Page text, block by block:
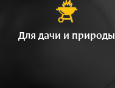
Для дачи и природы